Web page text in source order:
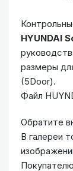
HYUNDAI
размеры
(5Door).
Файл
Обратите
В галереи